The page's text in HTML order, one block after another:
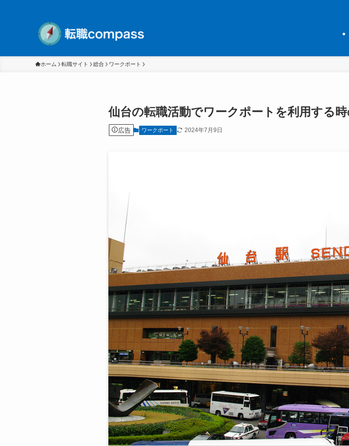
ホーム 転職サイト 総合 ワークポート
仙台の転職活動でワークポートを利用する
広告 ワークポート 2024年7月9日